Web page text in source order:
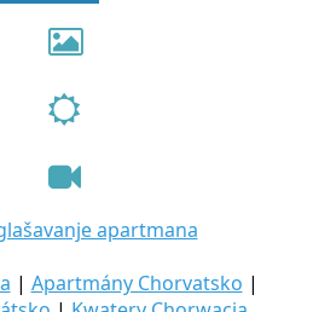
apartmana
| Apartmány Chorvatsko |